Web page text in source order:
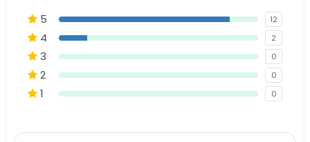
5 12
4 2
3 0
2 0
1 0